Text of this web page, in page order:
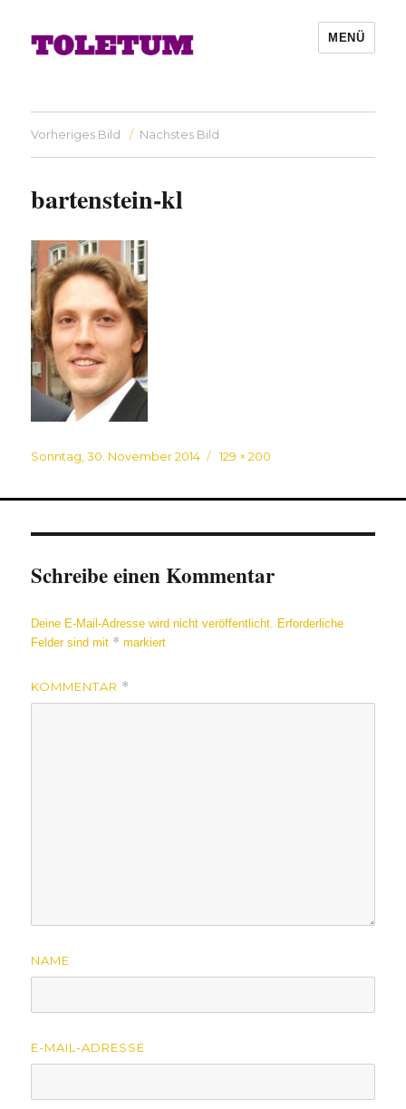
MENÜ
Vorheriges Bild Nächstes Bild
bartenstein-kl
Veröffentlicht
Sonntag, 30. November 2014 Originalgröße
129 × 200
Schreibe einen Kommentar
Deine E-Mail-Adresse wird nicht veröffentlicht. Erforderliche
Felder sind mit * markiert
KOMMENTAR *
NAME
E-MAIL-ADRESSE